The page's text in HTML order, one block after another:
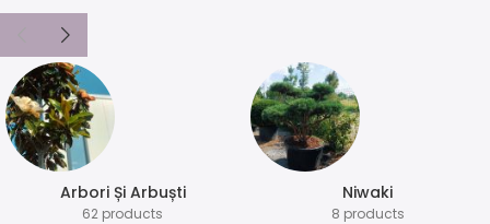
Arbori Și Arbuști
62 products
⁠Niwaki
8 products